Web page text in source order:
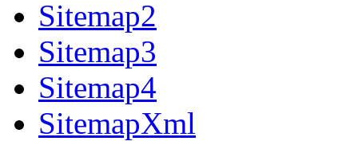
Sitemap2
Sitemap3
Sitemap4
SitemapXml